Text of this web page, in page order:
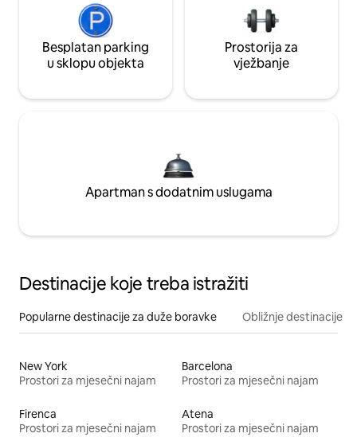
Besplatan parking
u sklopu objekta
Prostorija za
vježbanje
Apartman s dodatnim uslugama
Destinacije koje treba istražiti
Popularne destinacije za duže boravke Obližnje destinacije
New York
Prostori za mjesečni najam
Barcelona
Prostori za mjesečni najam
Firenca
Prostori za mjesečni najam
Atena
Prostori za mjesečni najam